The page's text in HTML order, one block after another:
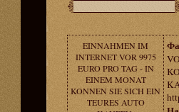
EINNAHMEN IM
INTERNET VOR 9975
EURO PRO TAG - IN
EINEM MONAT
KONNEN SIE SICH EIN
TEURES AUTO